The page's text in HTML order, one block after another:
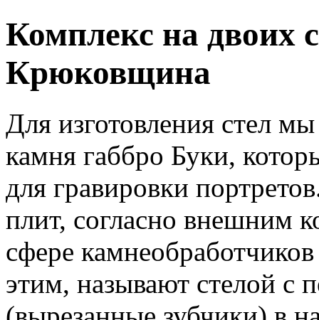
Комплекс на двоих
Крюковщина
Для изготовления стел
камня габбро Буки,
для гравировки
плит, согласно внешним
сфере
этим, называют стелой с